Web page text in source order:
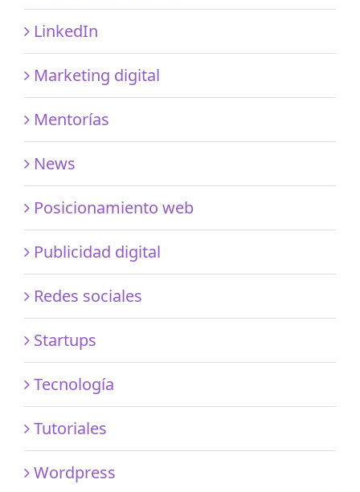
LinkedIn
Marketing digital
Mentorías
News
Posicionamiento web
Publicidad digital
Redes sociales
Startups
Tecnología
Tutoriales
Wordpress